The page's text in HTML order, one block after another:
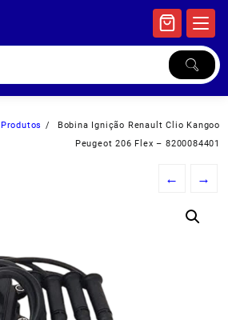
Produtos
Bobina Ignição Renault Clio Kangoo
Peugeot 206 Flex – 8200084401
← →